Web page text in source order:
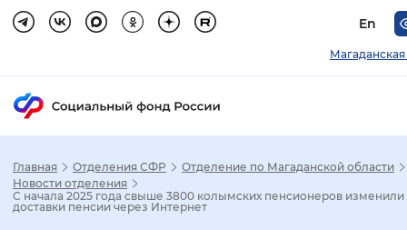
En
Главная Отделения СФР
Отделение по Магаданской области
Новости отделения
С начала 2025 года свыше 3800 колымских пенсионеров изменили
доставки пенсии через Интернет